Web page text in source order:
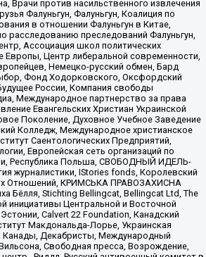
Врачи против насильственного извлечения
Фалуньгун, Фалуньгун, Коалиция по
в отношении Фалуньгун в Китае,
расследованию преследований Фалуньгун,
Ассоциация школ политических
Европы, Центр либеральной современности,
Немецко-русский обмен, Бард
Фонд Ходорковского, Оксфордский
России, Компания свободы
Международное партнерство за права
Евангельских Христиан Украинской
Поколение, Духовное Учебное Заведение
Колледж, Международное христианское
Саентологических Предприятий,
Европейская сеть организаций по
Республика Польша, СВОБОДНЫЙ ИДЕЛЬ-
журналистики, IStories fonds, Королевский
Отношений, КРИМСЬКА ПРАВОЗАХИСНА
Бёлля, Stichting Bellingcat, Bellingcat Ltd, The
инициативы Центральной и Восточной
Calvert 22 Foundation, Канадский
Макдональда-Лорье, Украинская
Канады, Декабристы, Международный
Свободная пресса, Возрождение,